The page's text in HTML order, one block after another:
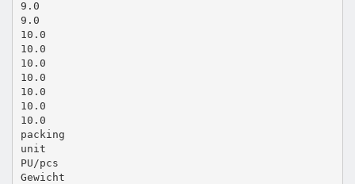
9.0
9.0
10.0
10.0
10.0
10.0
10.0
10.0
10.0
packing
unit
PU/pcs
Gewicht